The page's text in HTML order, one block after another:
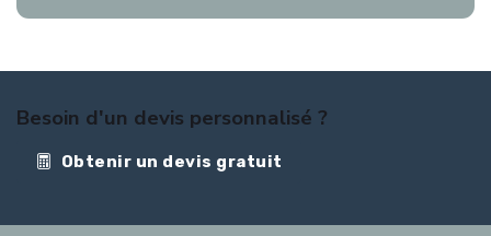
Besoin d'un devis personnalisé ?
Obtenir un devis gratuit